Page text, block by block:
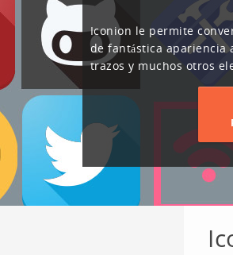
Iconion le permite
de fantástica apariencia
trazos y muchos otros